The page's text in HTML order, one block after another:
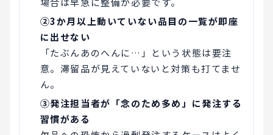
②3か月以上動いていない品目の一覧が即座
に出せない
「たぶんあのへんに…」という状態は要注
意。滞留品が見えていないと対策も打てませ
ん。
③発注担当者が「念のため多め」に発注する
習慣がある